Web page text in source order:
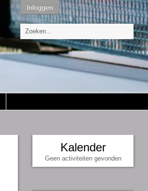
Inloggen
Kalender
Geen activiteiten gevonden